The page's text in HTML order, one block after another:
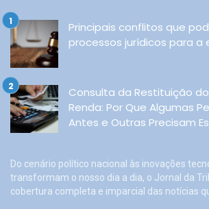
Principais conflitos que
processos jurídicos para a
Consulta da Restituição
Renda: Por Que Algumas
Antes e Outras Precisam
Do cenário político nacional às inovações
transformam o nosso dia a dia, o Jornal da
cobertura completa e imparcial das notícias